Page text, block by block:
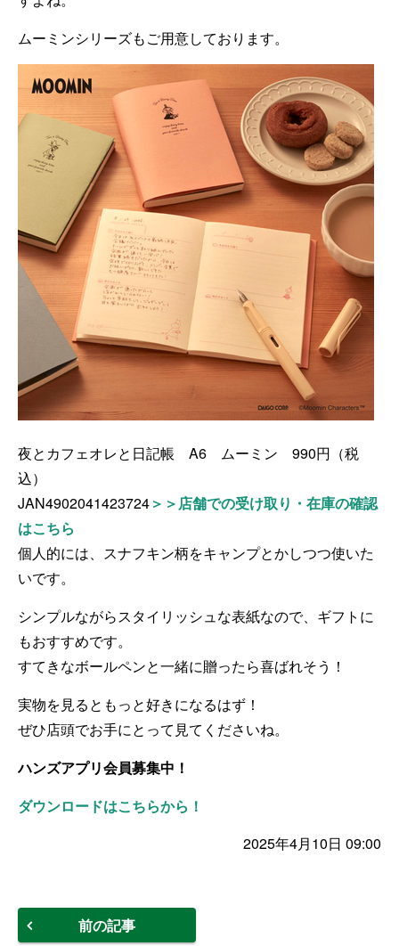
ムーミンシリーズもご用意しております。
夜とカフェオレと日記帳 A6 ムーミン 990円（税
込）
JAN4902041423724＞＞店舗での受け取り・在庫の確認
はこちら
個人的には、スナフキン柄をキャンプとかしつつ使いた
いです。
シンプルながらスタイリッシュな表紙なので、ギフトに
もおすすめです。
すてきなボールペンと一緒に贈ったら喜ばれそう！
実物を見るともっと好きになるはず！
ぜひ店頭でお手にとって見てくださいね。
ハンズアプリ会員募集中！
ダウンロードはこちらから！
2025年4月10日 09:00
前の記事